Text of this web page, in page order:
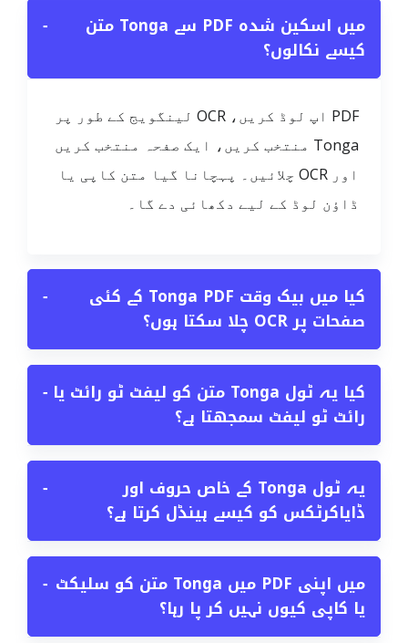
میں اسکین شدہ PDF سے Tonga متن
کیسے نکالوں؟
−
PDF اپ لوڈ کریں، OCR لینگویج کے طور پر
Tonga منتخب کریں، ایک صفحہ منتخب کریں
اور OCR چلائیں۔ پہچانا گیا متن کاپی یا
ڈاؤن لوڈ کے لیے دکھائی دے گا۔
کیا میں بیک وقت Tonga PDF کے کئی
صفحات پر OCR چلا سکتا ہوں؟
−
کیا یہ ٹول Tonga متن کو لیفٹ ٹو رائٹ یا
رائٹ ٹو لیفٹ سمجھتا ہے؟
−
یہ ٹول Tonga کے خاص حروف اور
ڈایاکرٹکس کو کیسے ہینڈل کرتا ہے؟
−
میں اپنی PDF میں Tonga متن کو سلیکٹ
یا کاپی کیوں نہیں کر پا رہا؟
−